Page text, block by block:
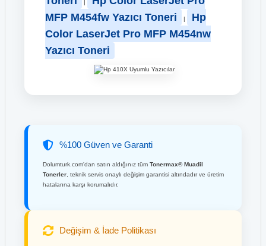
MFP M454fw Yazıcı Toneri
|
Hp
Color LaserJet Pro MFP M454nw
Yazıcı Toneri
%100 Güven ve Garanti
Dolumturk.com'dan satın aldığınız tüm Tonermax® Muadil
Tonerler, teknik servis onaylı değişim garantisi altındadır ve üretim
hatalarına karşı korumalıdır.
Değişim & İade Politikası